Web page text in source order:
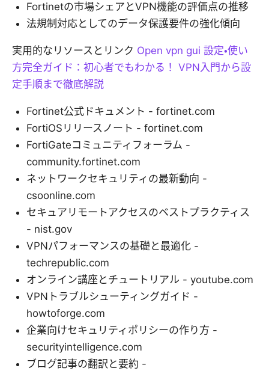
Fortinetの市場シェアとVPN機能の評価点の推移
法規制対応としてのデータ保護要件の強化傾向
実用的なリソースとリンク Open vpn gui 設定・使い
方完全ガイド：初心者でもわかる！ VPN入門から設
定手順まで徹底解説
Fortinet公式ドキュメント - fortinet.com
FortiOSリリースノート - fortinet.com
FortiGateコミュニティフォーラム -
community.fortinet.com
ネットワークセキュリティの最新動向 -
csoonline.com
セキュアリモートアクセスのベストプラクティス
- nist.gov
VPNパフォーマンスの基礎と最適化 -
techrepublic.com
オンライン講座とチュートリアル - youtube.com
VPNトラブルシューティングガイド -
howtoforge.com
企業向けセキュリティポリシーの作り方 -
securityintelligence.com
ブログ記事の翻訳と要約 -